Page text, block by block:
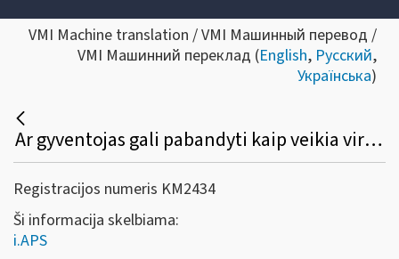
VMI Machine translation / VMI Машинный перевод /
VMI Машинний переклад (English, Русский,
Українська)
Ar gyventojas gali pabandyti kaip veikia virtualus buhalteris (i.APS)?
Registracijos numeris KM2434
Ši informacija skelbiama:
i.APS